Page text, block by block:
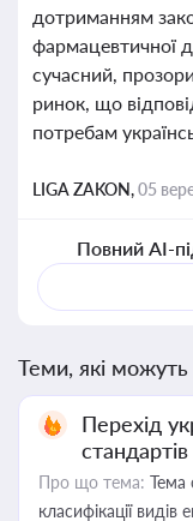
дотриманням
фармацевтичної
сучасний,
ринок, що
потребам
LIGA ZAKON,05
Повний AI-
Теми, які можуть
Перехід
Про що тема: Тема
класифікації видів